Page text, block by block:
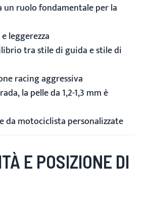
un ruolo fondamentale per la
leggerezza
tra stile di guida e stile di
racing aggressiva
la pelle da 1,2-1,3 mm è
da motociclista personalizzate
E POSIZIONE DI